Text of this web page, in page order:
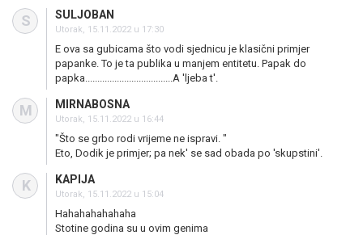
S SULJOBAN
Utorak, 15.11.2022 u 17:30
E ova sa gubicama što vodi sjednicu je klasični primjer
papanke. To je ta publika u manjem entitetu. Papak do
papka....................................A 'ljeba t'.
M MIRNABOSNA
Utorak, 15.11.2022 u 16:44
"Što se grbo rodi vrijeme ne ispravi. "
Eto, Dodik je primjer; pa nek' se sad obada po 'skupstini'.
K KAPIJA
Utorak, 15.11.2022 u 15:04
Hahahahahahaha
Stotine godina su u ovim genima